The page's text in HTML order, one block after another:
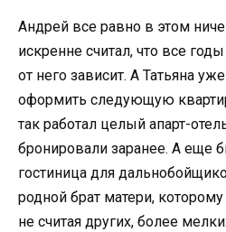
Андрей все равно в этом
искренне считал, что все
от него зависит. А Татьяна
оформить следующую
так работал целый апарт-
бронировали заранее. А еще
гостиница для
родной брат матери,
не считая других, более